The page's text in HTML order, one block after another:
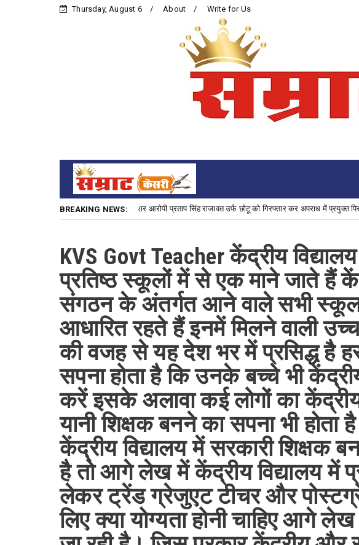
Thursday, August 6 About Write for Us
BREAKING NEWS:
के 3,000 रु. के इनामी फरार आरोपी प्रताप सिंह राजावत उर्फ छोटू को गिरफ्तार कर अपराध में प्रयुक्त पिस्टल व
KVS Govt Teacher केंद्रीय
प्रतिष्ठ स्कूलों में से एक माने जाते हैं
संगठन के अंतर्गत आने वाले सभी स्कूल
आधारित रहते हैं इनमें मिलने वाली उच्च
की वजह से यह देश भर में प्रसिद्ध है
सपना होता है कि उनके बच्चे भी
करें इसके अलावा कई लोगों का केंद्रीय
यानी शिक्षक बनने का सपना भी
केंद्रीय विद्यालय में सरकारी शिक्षक
है तो आगे लेख में केंद्रीय विद्यालय में
लेकर ट्रेंड ग्रेजुएट टीचर और
लिए क्या योग्यता होनी चाहिए आगे लेख